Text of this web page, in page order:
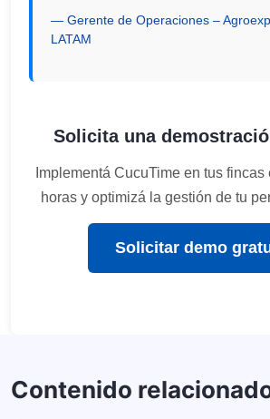
Gerente de Operaciones –
LATAM
Solicita una
Implementá CucuTime en tus
horas y optimizá la gestión de tu
Solicitar demo
Contenido